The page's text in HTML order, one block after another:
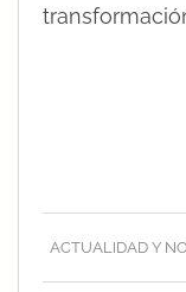
ACTUALIDAD Y